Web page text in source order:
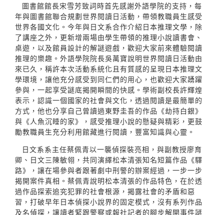
圖書館館長宋雪芳致詞時首先感謝外語學院的支持，每
年與圖書館聯合規劃世界閱讀日活動，帶領教職員生感受
世界各國文化。今年與日文系合作介紹日本推理文學，除
了講座之外，更新增兩場由學生帶領的推理小說讀書會、
桌遊，以及館員設計的解謎遊戲，歡迎大家前來體驗閱讀
推理的樂趣。外語學院院長吳萬寶說明世界閱讀日活動由
來已久，稱許本次活動系統化且有質感的呈現日本推理文
學環境，讓他充分感受到同仁們的用心，也歡迎大家踴躍
參與，一起享受謎底揭開瞬間的快感。學術副校長許輝煌
表示，認識一個國家的社會與文化，透過閱讀是最簡單的
方式，他也分享自己曾讀過東野圭吾的作品《劫持白銀》
與《人魚沉睡的家》，感受推理小說的懸疑與精彩，更鼓
勵教職員生充分利用館藏進行閱讀，豐富知識與心靈。
日文系系主任蔡佩青以一襲偵探裝亮相，與副教授廖育
卿、日文三陳敏翎，共同演繹松本清張知名短篇作品《驛
路》，讓在場參與者跟著劇中刑警的辦案經過，一步一步
揭開案件真相。蔡佩青說明松本清張的作品特色，在於透
過作品探索追究犯罪的社會根源，揭露社會的矛盾和惡
習，打破早年日本偵探小說界的固定模式，沒有系列作品
及名偵探，讓讀者緊跟警察或報社記者的腳步解開事件謎